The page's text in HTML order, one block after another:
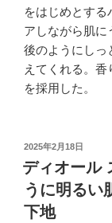
をはじめとす
アしながら肌に
後のようにしっ
えてくれる。香
を採用した。
投
稿
日:
2025年2月18日
ディオール
うに明るい
下地